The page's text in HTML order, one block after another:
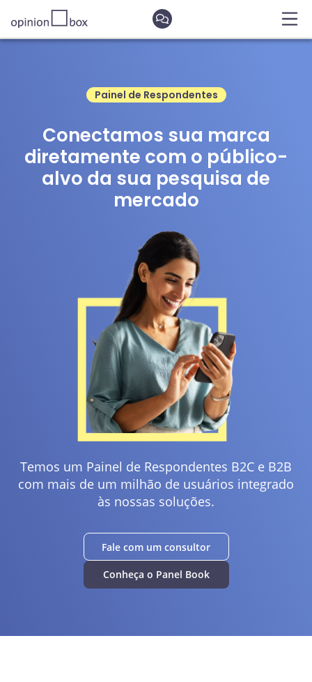
Painel de Respondentes
Conectamos sua marca
diretamente com o público-
alvo da sua pesquisa de
mercado
Temos um Painel de Respondentes B2C e B2B
com mais de um milhão de usuários integrado
às nossas soluções.
Conheça o Panel Book
Fale com um consultor